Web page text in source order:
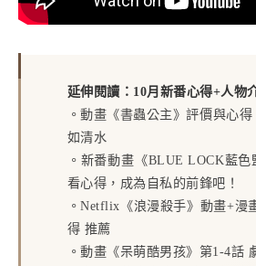
延伸閱讀：10月新番心得+人物
。動畫《書蟲公主》評價與心得
如清水
。 新番動畫《BLUE LOCK藍色
看心得，成為自私的前鋒吧！
。Netflix《浪漫殺手》動畫+漫
得 推薦
。動畫《呆萌酷男孩》第1-4話